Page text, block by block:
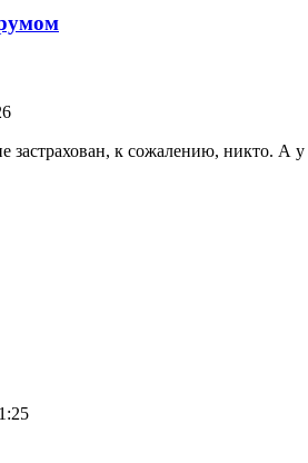
застрахован, к сожалению, никто.